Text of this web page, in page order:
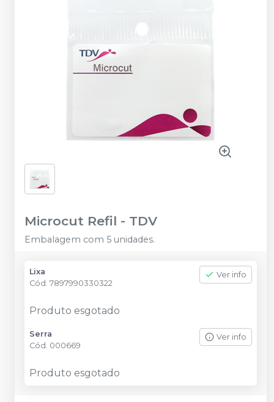
Microcut Refil - TDV
Embalagem com 5 unidades.
Lixa
Cód. 7897990330322
Ver info
Produto esgotado
Serra
Cód. 000669
Ver info
Produto esgotado